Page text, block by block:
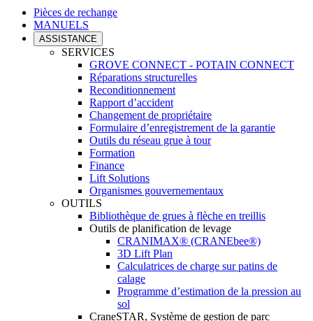
Pièces de rechange
MANUELS
ASSISTANCE
SERVICES
GROVE CONNECT - POTAIN CONNECT
Réparations structurelles
Reconditionnement
Rapport d’accident
Changement de propriétaire
Formulaire d’enregistrement de la garantie
Outils du réseau grue à tour
Formation
Finance
Lift Solutions
Organismes gouvernementaux
OUTILS
Bibliothèque de grues à flèche en treillis
Outils de planification de levage
CRANIMAX® (CRANEbee®)
3D Lift Plan
Calculatrices de charge sur patins de
calage
Programme d’estimation de la pression au
sol
CraneSTAR, Système de gestion de parc